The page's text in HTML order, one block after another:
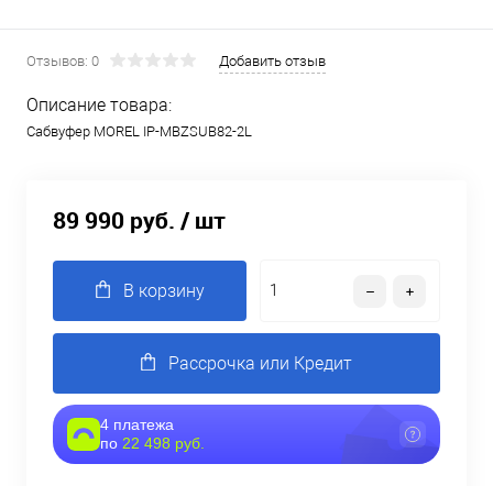
Отзывов: 0 Добавить отзыв
Описание товара:
Сабвуфер MOREL IP-MBZSUB82-2L
89 990 руб. / шт
В корзину
Рассрочка или Кредит
4 платежа
по 22 498 руб.